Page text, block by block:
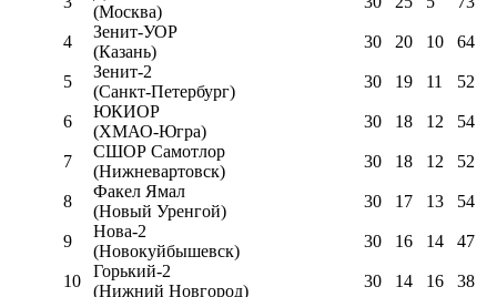
(Москва)
4
Зенит-УОР
(Казань)
30 20 10 64
5
Зенит-2
(Санкт-Петербург)
30 19 11 52
6
ЮКИОР
(ХМАО-Югра)
30 18 12 54
7
СШОР Самотлор
(Нижневартовск)
30 18 12 52
8
Факел Ямал
(Новый Уренгой)
30 17 13 54
9
Нова-2
(Новокуйбышевск)
30 16 14 47
10
Горький-2
(Нижний Новгород)
30 14 16 38